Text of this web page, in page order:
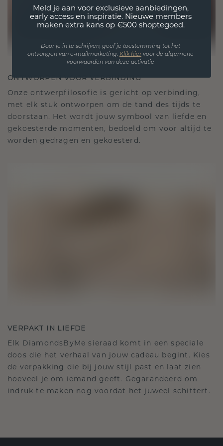
ONTWORPEN VOOR VERBINDING
Onze ontwerpfilosofie is gericht op verbinding,
met elk stuk ontworpen om de tand des tijds te
doorstaan. Het wordt jouw symbool van liefde en
gekoesterde momenten, bedoeld om voor altijd te
worden gedragen en gekoesterd.
VERPAKT IN LIEFDE
Elk DiamondsByMe sieraad komt in een speciale
doos die het verhaal van jouw cadeau begint. Kies
de verpakking die bij jouw stijl past en laat zien
hoeveel je om iemand geeft. Gegarandeerd om
indruk te maken nog voordat het juweel schittert.
Meld je aan voor exclusieve aanbiedingen,
early access en inspiratie. Nieuwe members
maken extra kans op €500 shoptegoed.
Door je in te schrijven, geef je toestemming tot het
ontvangen van e-mailmarketing. Klik hiervoor de algemene
voorwaarden van deze activatie